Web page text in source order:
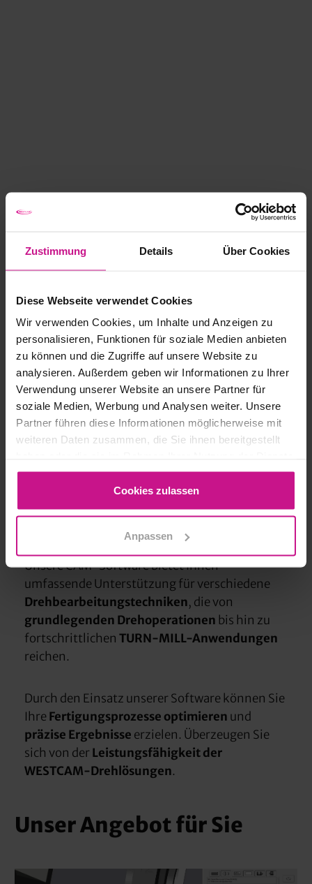
Zustimmung Details Über Cookies
Diese Webseite verwendet Cookies
Wir verwenden Cookies, um Inhalte und Anzeigen zu
personalisieren, Funktionen für soziale Medien anbieten
zu können und die Zugriffe auf unsere Website zu
analysieren. Außerdem geben wir Informationen zu Ihrer
Verwendung unserer Website an unsere Partner für
soziale Medien, Werbung und Analysen weiter. Unsere
Partner führen diese Informationen möglicherweise mit
weiteren Daten zusammen, die Sie ihnen bereitgestellt
gesammelt haben.
Cookies zulassen
Anpassen
Portfolio Drehen: Von einfach bis zu
komplexen TURN-MILL-Prozessen
Unsere CAM-Software bietet Ihnen
umfassende Unterstützung für verschiedene
Drehbearbeitungstechniken, die von
grundlegenden Drehoperationen bis hin zu
fortschrittlichen TURN-MILL-Anwendungen
reichen.
Durch den Einsatz unserer Software können Sie
IhreFertigungsprozesse optimieren und
präzise Ergebnisse erzielen. Überzeugen Sie
sich von der Leistungsfähigkeit der
WESTCAM-Drehlösungen.
Unser Angebot für Sie